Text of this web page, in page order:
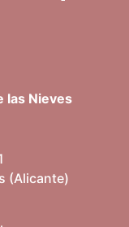
las Nieves
(Alicante)